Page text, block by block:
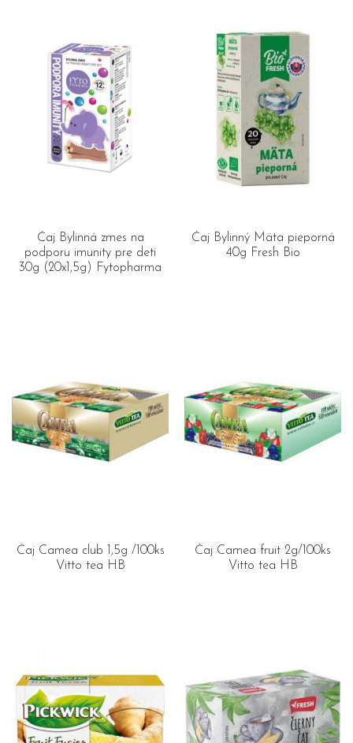
Čaj Bylinná zmes na
podporu imunity pre deti
30g (20x1,5g) Fytopharma
Čaj Bylinný Mäta pieporná
40g Fresh Bio
Čaj Camea club 1,5g /100ks
Vitto tea HB
Čaj Camea fruit 2g/100ks
Vitto tea HB